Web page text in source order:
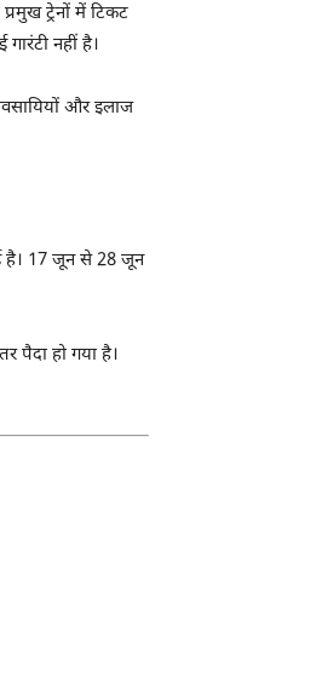
ट्रेनों में टिकट
नहीं है।
और इलाज
है। 17 जून से 28 जून
पैदा हो गया है।